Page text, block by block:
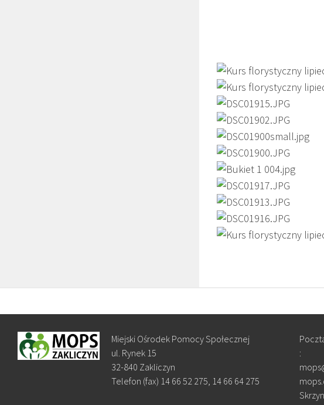
Miejski Ośrodek Pomocy Społecznej
ul. Rynek 15
32-840 Zakliczyn
Telefon (fax) 14 66 52 275, 14 66 64 275
: